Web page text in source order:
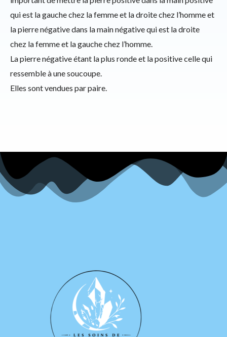
qui est la gauche chez la femme et la droite chez l’homme et
la pierre négative dans la main négative qui est la droite
chez la femme et la gauche chez l’homme.
La pierre négative étant la plus ronde et la positive celle qui
ressemble à une soucoupe.
Elles sont vendues par paire.